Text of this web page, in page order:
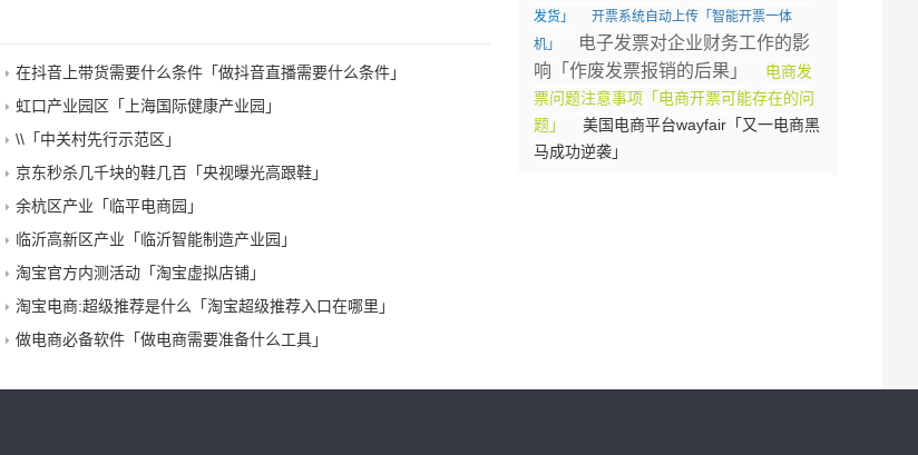
发货」
开票系统自动上传「智能开票一体
机」
电子发票对企业财务工作的影
响「作废发票报销的后果」
电商发
票问题注意事项「电商开票可能存在的问
题」
美国电商平台wayfair「又一电商黑
马成功逆袭」
在抖音上带货需要什么条件「做抖音直播需要什么条件」
虹口产业园区「上海国际健康产业园」
\\「中关村先行示范区」
京东秒杀几千块的鞋几百「央视曝光高跟鞋」
余杭区产业「临平电商园」
临沂高新区产业「临沂智能制造产业园」
淘宝官方内测活动「淘宝虚拟店铺」
淘宝电商:超级推荐是什么「淘宝超级推荐入口在哪里」
做电商必备软件「做电商需要准备什么工具」